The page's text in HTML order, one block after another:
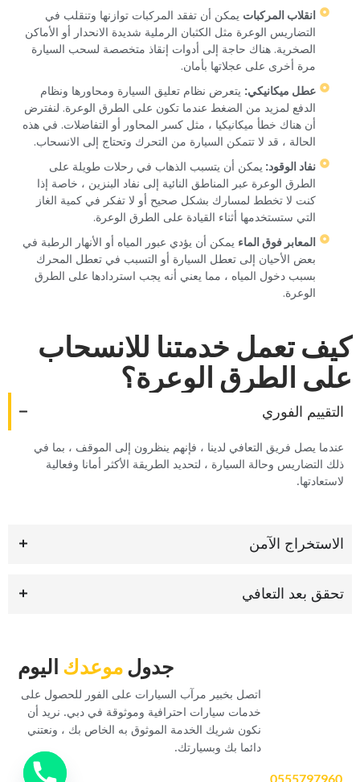
‏انقلاب المركبات‏ ‏ يمكن أن تفقد المركبات توازنها وتنقلب في
التضاريس الوعرة مثل الكثبان الرملية شديدة الانحدار أو الأماكن
الصخرية. هناك حاجة إلى أدوات إنقاذ متخصصة لسحب السيارة
مرة أخرى على عجلاتها بأمان.‏
‏عطل ميكانيكي:‏ ‏ يتعرض نظام تعليق السيارة ومحاورها ونظام
الدفع لمزيد من الضغط عندما تكون على الطرق الوعرة. لنفترض
أن هناك خطأ ميكانيكيا ، مثل كسر المحاور أو التفاضلات. في هذه
الحالة ، قد لا تتمكن السيارة من التحرك وتحتاج إلى الانسحاب.‏
‏نفاد الوقود: ‏ ‏يمكن أن يتسبب الذهاب في رحلات طويلة على
الطرق الوعرة عبر المناطق النائية إلى نفاد البنزين ، خاصة إذا
كنت لا تخطط لمسارك بشكل صحيح أو لا تفكر في كمية الغاز
التي ستستخدمها أثناء القيادة على الطرق الوعرة.‏
‏المعابر فوق الماء‏ ‏ يمكن أن يؤدي عبور المياه أو الأنهار الرطبة في
بعض الأحيان إلى تعطل السيارة أو التسبب في تعطل المحرك
بسبب دخول المياه ، مما يعني أنه يجب استردادها على الطرق
الوعرة.‏
‏كيف تعمل خدمتنا للانسحاب
على الطرق الوعرة؟‏
‏التقييم الفوري‏
‏عندما يصل فريق التعافي لدينا ، فإنهم ينظرون إلى الموقف ، بما في
ذلك التضاريس وحالة السيارة ، لتحديد الطريقة الأكثر أمانا وفعالية
لاستعادتها.‏
‏الاستخراج الآمن‏
‏تحقق بعد التعافي‏
‏جدول‏‏موعدك‏ ‏اليوم‏
‏اتصل بخبير مرآب السيارات على الفور للحصول على
خدمات سيارات احترافية وموثوقة في دبي. نريد أن
نكون شريك الخدمة الموثوق به الخاص بك ، ونعتني
دائما بك وبسيارتك.‏
0555797960